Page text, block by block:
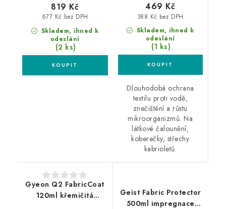
Skladem, ihned k
odeslání
(2 ks)
677 Kč bez DPH
819 Kč
Skladem, ihned k
odeslání
(1 ks)
388 Kč bez DPH
469 Kč
Dlouhodobá ochrana
textilu proti vodě,
znečištění a růstu
mikroorganizmů. Na
látkové čalounění,
koberečky, střechy
kabrioletů.
Gyeon Q2 FabricCoat
120ml křemičitá
Geist Fabric Protector
500ml impregnace